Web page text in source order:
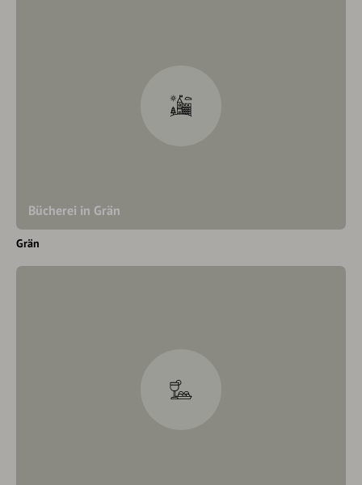
Bücherei in Grän
Grän